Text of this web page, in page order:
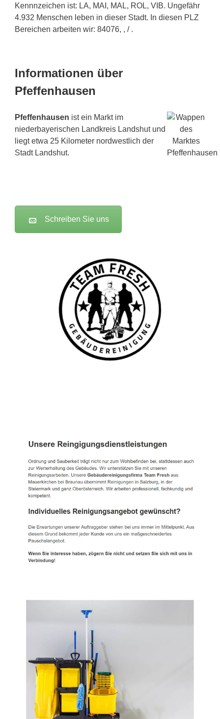
Kennnzeichen ist: LA, MAI, MAL, ROL, VIB. Ungefähr
4.932 Menschen leben in dieser Stadt. In diesen PLZ
Bereichen arbeiten wir: 84076, , / .
Informationen über
Pfeffenhausen
Pfeffenhausen ist ein Markt im
niederbayerischen Landkreis Landshut und
liegt etwa 25 Kilometer nordwestlich der
Stadt Landshut.
Schreiben Sie uns